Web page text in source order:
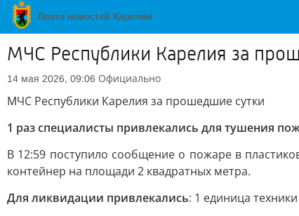
МЧС Республики Карелия за
14 мая 2026, 09:06 Официально
МЧС Республики Карелия за прошедшие сутки
1 раз специалисты привлекались для тушения
В 12:59 поступило сообщение о пожаре в
контейнер на площади 2 квадратных метра.
Для ликвидации привлекались: 1 единица